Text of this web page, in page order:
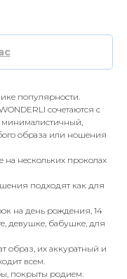
популярности.
сочетаются с
минималистичный,
образа или ношения
нескольких проколах
подходят как для
на день рождения, 14
девушке, бабушке, для
образ, их аккуратный и
всем.
покрыты родием.